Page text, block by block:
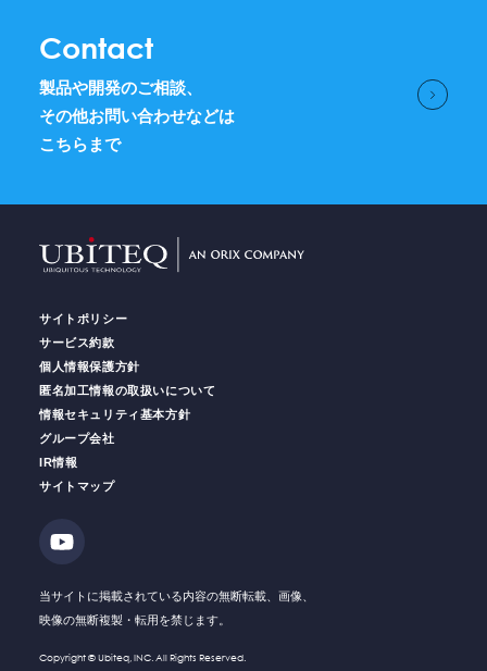
Contact
製品や開発のご相談、
その他お問い合わせなどは
こちらまで
サイトポリシー
サービス約款
個人情報保護方針
匿名加工情報の取扱いについて
情報セキュリティ基本方針
グループ会社
IR情報
サイトマップ
当サイトに掲載されている内容の無断転載、画像、
映像の無断複製・転用を禁じます。
Copyright © Ubiteq, INC. All Rights Reserved.